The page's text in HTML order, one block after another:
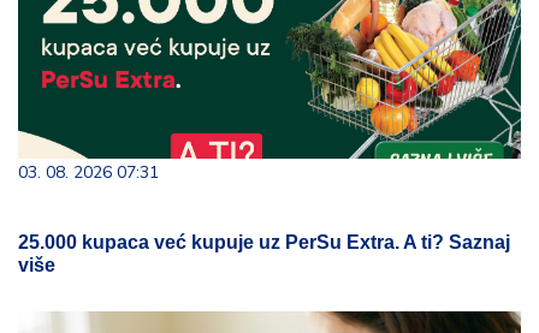
03. 08. 2026 07:31
25.000 kupaca već kupuje uz PerSu Extra. A ti? Saznaj
više